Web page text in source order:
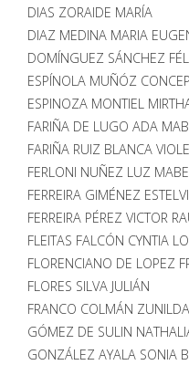
DIAS ZORAIDE MARÍA
DIAZ MEDINA MARIA
DOMÍNGUEZ SÁNCHEZ
ESPÍNOLA MUÑÓZ
ESPINOZA MONTIEL
FARIÑA DE LUGO ADA
FARIÑA RUIZ BLANCA
FERLONI NUÑEZ LUZ
FERREIRA GIMÉNEZ
FERREIRA PÉREZ VICTOR
FLEITAS FALCÓN CYNTIA
FLORENCIANO DE LOPEZ
FLORES SILVA JULIÁN
FRANCO COLMÁN ZUNILDA
GÓMEZ DE SULIN
GONZÁLEZ AYALA SONIA